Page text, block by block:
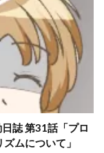
誌 第31話「プロ
ムについて」